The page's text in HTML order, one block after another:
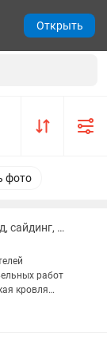
фото
Кровля, крыша, фасад, сайдинг, водостоки, карнизы, утепление, откосы.
работ
кровля
кровля
Открыть